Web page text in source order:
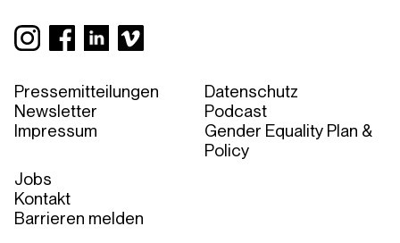
Pressemitteilungen
Newsletter
Impressum
Datenschutz
Podcast
Gender Equality Plan &
Policy
Jobs
Kontakt
Barrieren melden